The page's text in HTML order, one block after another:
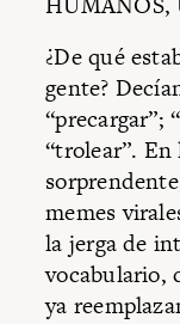
¿De qué
gente?
“precargar”;
“trolear”.
memes
la jerga de
vocabulario,
ya